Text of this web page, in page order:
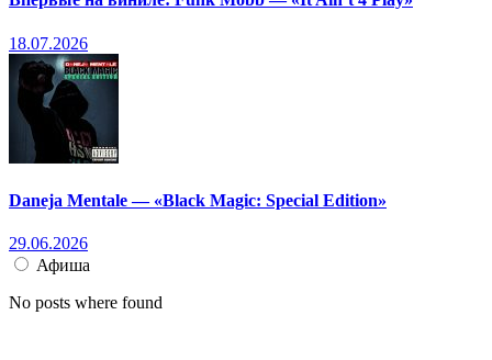
18.07.2026
Daneja Mentale — «Black Magic: Special Edition»
29.06.2026
Афиша
No posts where found